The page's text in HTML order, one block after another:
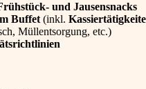
und Jausensnacks
Buffet (inkl.
Müllentsorgung, etc.)